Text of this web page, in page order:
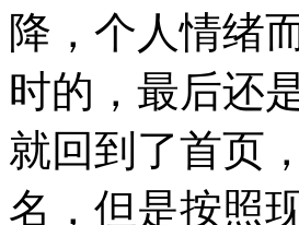
降，个人情绪
时的，最后还
就回到了首页
名，但是按照